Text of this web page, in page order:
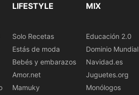
LIFESTYLE
Solo Recetas
Estás de moda
Bebés y embarazos
Amor.net
Mamuky
MIX
Educación 2.0
Dominio Mundial
Navidad.es
Juguetes.org
Monólogos